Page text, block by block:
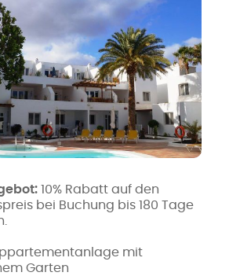
10% Rabatt auf den
bei Buchung bis 180 Tage
mit
Garten